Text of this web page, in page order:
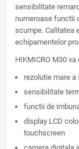
sensibilitate
numeroase functii
scumpe. Calitatea
echipamentelor
HIKMICRO M30 va
rezolutie mare a
sensibilitate
functii de
display LCD
touchscreen